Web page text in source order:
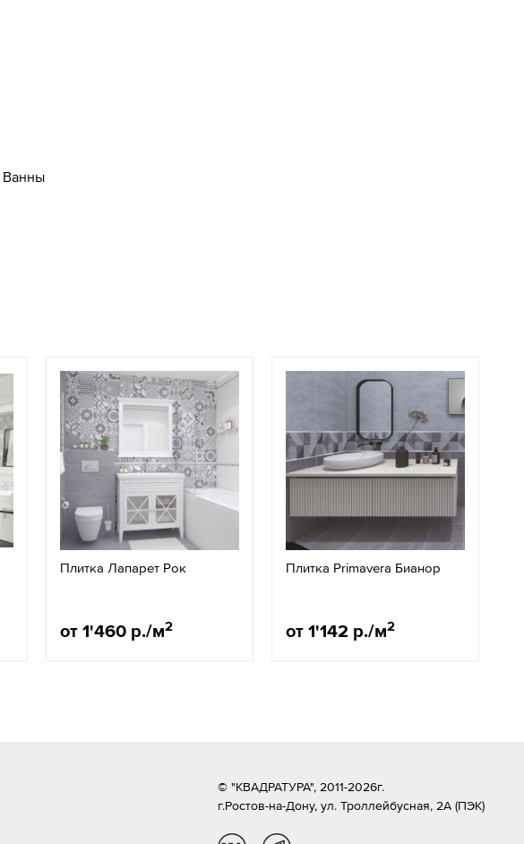
Ванны
Плитка Лапарет Рок
от 1'460 р./м2
Плитка Primavera Бианор
от 1'142 р./м2
© "КВАДРАТУРА", 2011-2026г.
г.Ростов-на-Дону, ул. Троллейбусная, 2А (ПЭК)